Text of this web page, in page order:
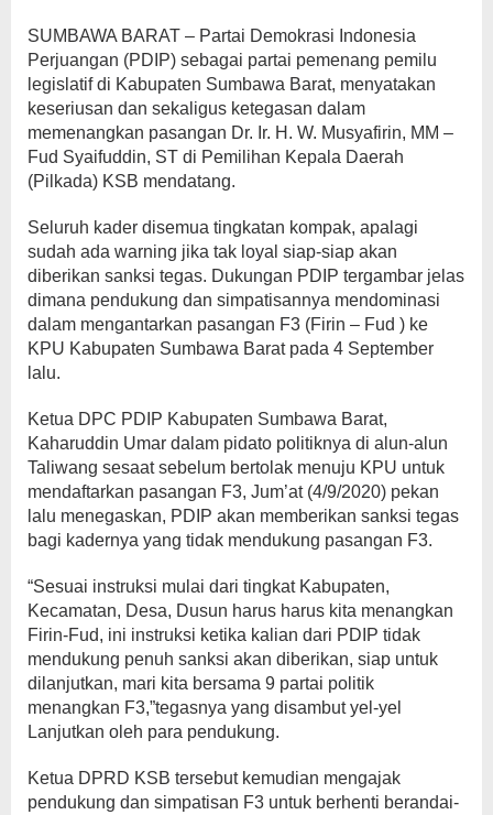
SUMBAWA BARAT – Partai Demokrasi Indonesia
Perjuangan (PDIP) sebagai partai pemenang pemilu
legislatif di Kabupaten Sumbawa Barat, menyatakan
keseriusan dan sekaligus ketegasan dalam
memenangkan pasangan Dr. Ir. H. W. Musyafirin, MM –
Fud Syaifuddin, ST di Pemilihan Kepala Daerah
(Pilkada) KSB mendatang.
Seluruh kader disemua tingkatan kompak, apalagi
sudah ada warning jika tak loyal siap-siap akan
diberikan sanksi tegas. Dukungan PDIP tergambar jelas
dimana pendukung dan simpatisannya mendominasi
dalam mengantarkan pasangan F3 (Firin – Fud ) ke
KPU Kabupaten Sumbawa Barat pada 4 September
lalu.
Ketua DPC PDIP Kabupaten Sumbawa Barat,
Kaharuddin Umar dalam pidato politiknya di alun-alun
Taliwang sesaat sebelum bertolak menuju KPU untuk
mendaftarkan pasangan F3, Jum’at (4/9/2020) pekan
lalu menegaskan, PDIP akan memberikan sanksi tegas
bagi kadernya yang tidak mendukung pasangan F3.
“Sesuai instruksi mulai dari tingkat Kabupaten,
Kecamatan, Desa, Dusun harus harus kita menangkan
Firin-Fud, ini instruksi ketika kalian dari PDIP tidak
mendukung penuh sanksi akan diberikan, siap untuk
dilanjutkan, mari kita bersama 9 partai politik
menangkan F3,”tegasnya yang disambut yel-yel
Lanjutkan oleh para pendukung.
Ketua DPRD KSB tersebut kemudian mengajak
pendukung dan simpatisan F3 untuk berhenti berandai-